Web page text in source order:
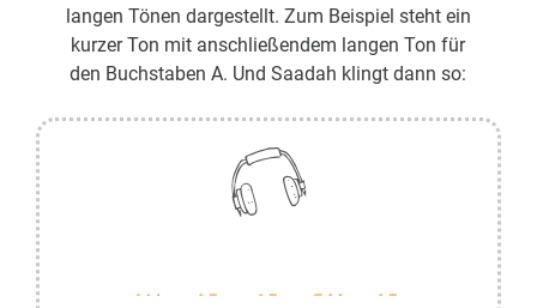
langen Tönen dargestellt. Zum Beispiel steht ein
kurzer Ton mit anschließendem langen Ton für
den Buchstaben A. Und Saadah klingt dann so: